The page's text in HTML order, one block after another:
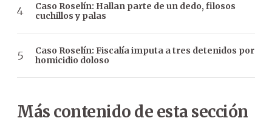
Caso Roselín: Hallan parte de un dedo, filosos
cuchillos y palas
Caso Roselín: Fiscalía imputa a tres detenidos por
homicidio doloso
Más contenido de esta sección